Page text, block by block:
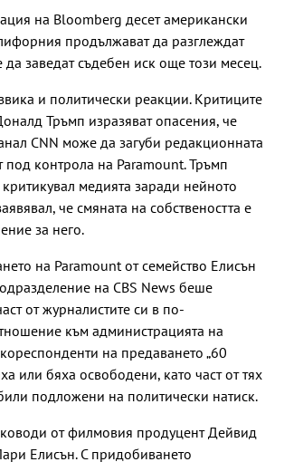
на Bloomberg десет американски
продължават да разглеждат
заведат съдебен иск още този месец.
и политически реакции. Критиците
Тръмп изразяват опасения, че
CNN може да загуби редакционната
под контрола на Paramount. Тръмп
медията заради нейното
че смяната на собствеността е
за него.
на Paramount от семейство Елисън
на CBS News беше
от журналистите си в по-
към администрацията на
на предаването „60
или бяха освободени, като част от тях
подложени на политически натиск.
от филмовия продуцент Дейвид
Елисън. С придобиването